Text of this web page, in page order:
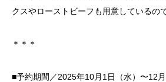
クスやローストビーフも用意しているの
＊＊＊
■予約期間／2025年10月1日（水）〜12